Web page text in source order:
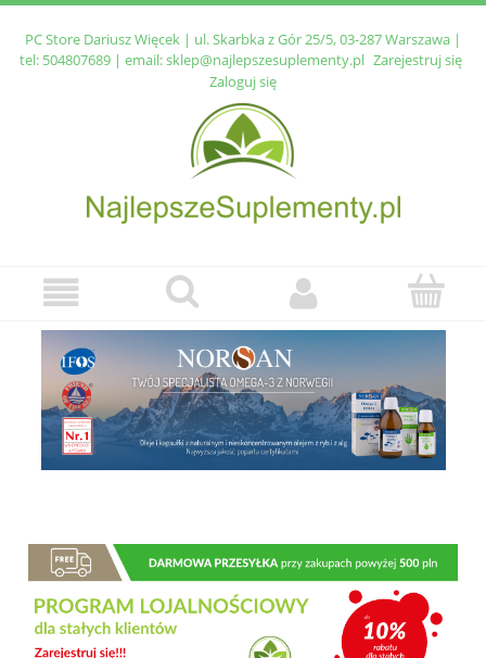
PC Store Dariusz Więcek | ul. Skarbka z Gór 25/5, 03-287 Warszawa |
tel: 504807689| email:sklep@najlepszesuplementy.pl Zarejestruj się
Zaloguj się